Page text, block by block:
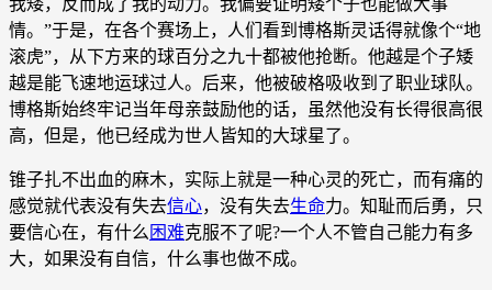
情。”于是，在各个赛场上，人们看到博格斯灵话得就像个“地
滚虎”，从下方来的球百分之九十都被他抢断。他越是个子矮
越是能飞速地运球过人。后来，他被破格吸收到了职业球队。
博格斯始终牢记当年母亲鼓励他的话，虽然他没有长得很高很
高，但是，他已经成为世人皆知的大球星了。
锥子扎不出血的麻木，实际上就是一种心灵的死亡，而有痛的
感觉就代表没有失去信心，没有失去生命力。知耻而后勇，只
要信心在，有什么 困难克服不了呢?一个人不管自己能力有多
大，如果没有自信，什么事也做不成。